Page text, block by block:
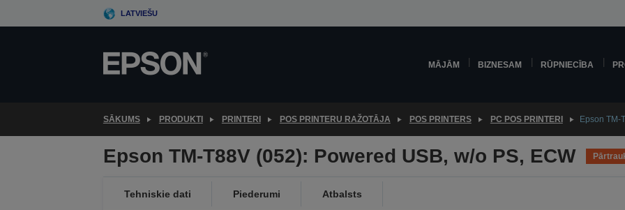
to
LATVIEŠU
MĀJĀM BIZNESAM RŪPNIECĪBA
SĀKUMS PRODUKTI PRINTERI POS PRINTERU RAŽOTĀJA POS PRINTERS PC POS PRINTERI Epson TM-
Epson TM-T88V (052): Powered USB, w/o PS, ECW
Tehniskie dati Piederumi Atbalsts